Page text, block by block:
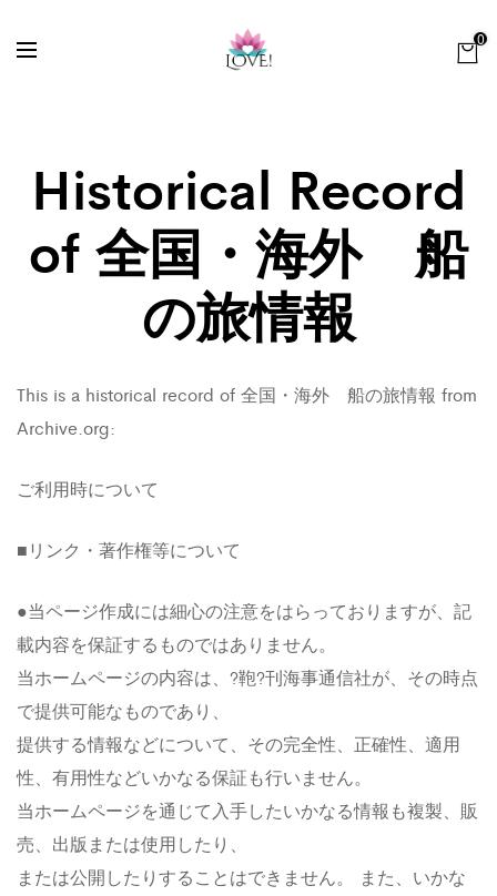
0
Historical Record
of 全国・海外 船
の旅情報
This is a historical record of 全国・海外 船の旅情報 from
Archive.org:
ご利用時について
■リンク・著作権等について
●当ページ作成には細心の注意をはらっておりますが、記
載内容を保証するものではありません。
当ホームページの内容は、?鞄?刊海事通信社が、その時点
で提供可能なものであり、
提供する情報などについて、その完全性、正確性、適用
性、有用性などいかなる保証も行いません。
当ホームページを通じて入手したいかなる情報も複製、販
売、出版または使用したり、
または公開したりすることはできません。 また、いかな